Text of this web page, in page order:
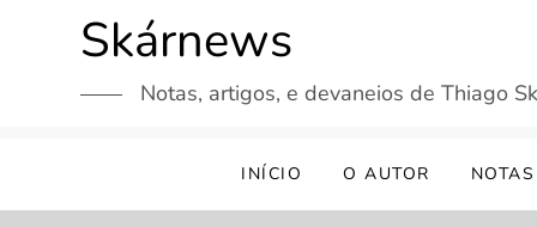
Skárnews
Notas, artigos, e devaneios de Thiago
INÍCIO O AUTOR